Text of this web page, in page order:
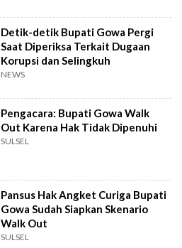
Detik-detik Bupati Gowa Pergi
Saat Diperiksa Terkait Dugaan
Korupsi dan Selingkuh
NEWS
Pengacara: Bupati Gowa Walk
Out Karena Hak Tidak Dipenuhi
SULSEL
Pansus Hak Angket Curiga Bupati
Gowa Sudah Siapkan Skenario
Walk Out
SULSEL